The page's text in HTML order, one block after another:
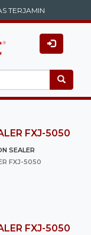
TERJAMIN
FXJ-5050
SEALER
FXJ-5050
FXJ-5050